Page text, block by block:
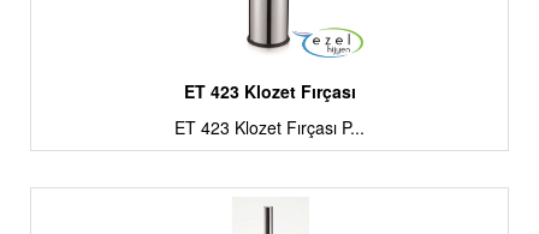
ET 423 Klozet Fırçası
ET 423 Klozet Fırçası P...